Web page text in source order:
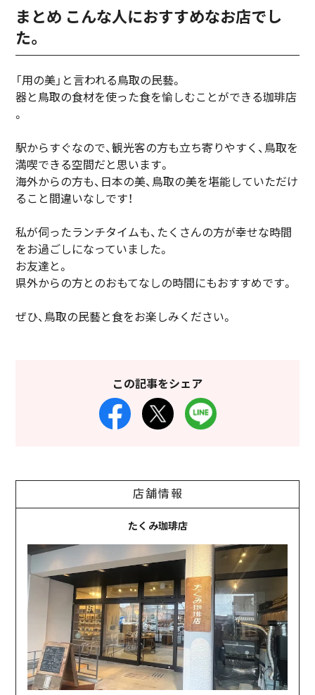
まとめ こんな人におすすめなお店でし
た。
「用の美」と言われる鳥取の民藝。
器と鳥取の食材を使った食を愉しむことができる珈琲店
。
駅からすぐなので、観光客の方も立ち寄りやすく、鳥取を
満喫できる空間だと思います。
海外からの方も、日本の美、鳥取の美を堪能していただけ
ること間違いなしです！
私が伺ったランチタイムも、たくさんの方が幸せな時間
をお過ごしになっていました。
お友達と。
県外からの方とのおもてなしの時間にもおすすめです。
ぜひ、鳥取の民藝と食をお楽しみください。
この記事をシェア
店舗情報
たくみ珈琲店